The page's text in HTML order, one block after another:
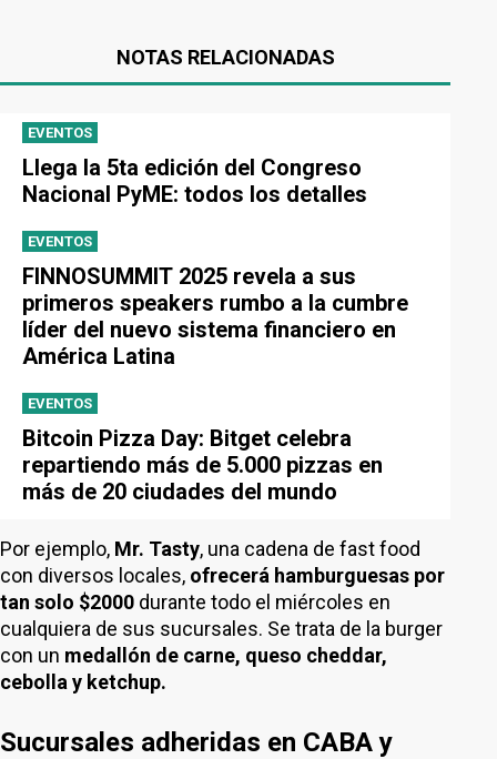
NOTAS RELACIONADAS
EVENTOS
Llega la 5ta edición del Congreso
Nacional PyME: todos los detalles
EVENTOS
FINNOSUMMIT 2025 revela a sus
primeros speakers rumbo a la cumbre
líder del nuevo sistema financiero en
América Latina
EVENTOS
Bitcoin Pizza Day: Bitget celebra
repartiendo más de 5.000 pizzas en
más de 20 ciudades del mundo
Por ejemplo, Mr. Tasty, una cadena de fast food
con diversos locales, ofrecerá hamburguesas por
tan solo $2000 durante todo el miércoles en
cualquiera de sus sucursales. Se trata de la burger
con un medallón de carne, queso cheddar,
cebolla y ketchup.
Sucursales adheridas en CABA y